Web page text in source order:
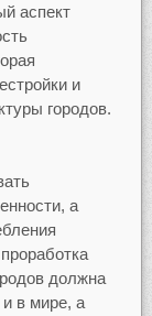
аспект
и
городов.
а
должна
в мире, а